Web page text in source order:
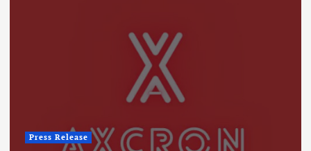
Press Release